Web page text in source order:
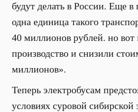
будут делать в России. Еще
одна единица такого
40 миллионов рублей. но вот
производство и снизили
миллионов».
Теперь электробусам
условиях суровой